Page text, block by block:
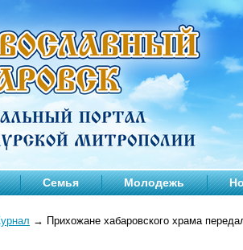
Семья Молодежь
→ Прихожане хабаровского храма